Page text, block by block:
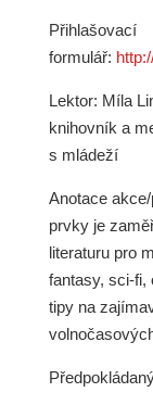
Přihlašovací
formulář:
Lektor: Míla
knihovník a
s mládeží
Anotace
prvky je
literaturu pro
fantasy, sci-fi,
tipy na